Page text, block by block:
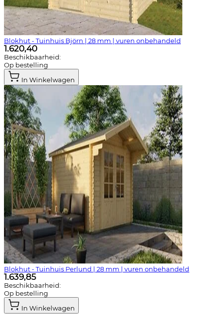
Blokhut - Tuinhuis Björn | 28 mm | vuren onbehandeld
1.620,40
Beschikbaarheid:
Op bestelling
In Winkelwagen
Blokhut - Tuinhuis Perlund | 28 mm | vuren onbehandeld
1.639,85
Beschikbaarheid:
Op bestelling
In Winkelwagen